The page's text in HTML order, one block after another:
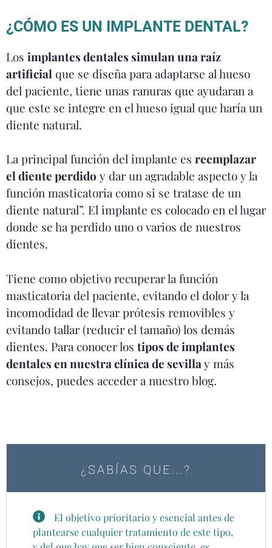
¿CÓMO ES UN IMPLANTE DENTAL?
Los implantes dentales simulan una raíz
artificial que se diseña para adaptarse al hueso
del paciente, tiene unas ranuras que ayudaran a
que este se integre en el hueso igual que haría un
diente natural.
La principal función del implante es reemplazar
el diente perdido y dar un agradable aspecto y la
función masticatoria como si se tratase de un
diente natural”. El implante es colocado en el lugar
donde se ha perdido uno o varios de nuestros
dientes.
Tiene como objetivo recuperar la función
masticatoria del paciente, evitando el dolor y la
incomodidad de llevar prótesis removibles y
evitando tallar (reducir el tamaño) los demás
dientes. Para conocer los tipos de implantes
dentales en nuestra clínica de sevillay más
consejos, puedes acceder a nuestro blog.
¿SABÍAS QUE...?
El objetivo prioritario y esencial antes de
plantearse cualquier tratamiento de este tipo,